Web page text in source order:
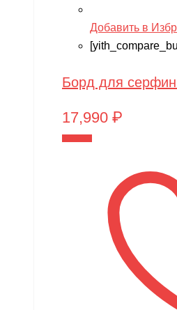
Добавить в
Борд для
17,990 ₽